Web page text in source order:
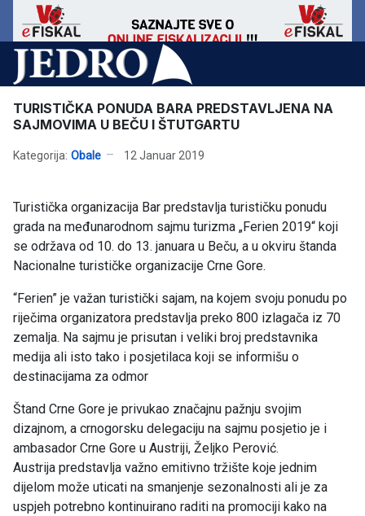
TURISTIČKA PONUDA BARA PREDSTAVLJENA NA
SAJMOVIMA U BEČU I ŠTUTGARTU
Kategorija: Obale 12 Januar 2019
Turistička organizacija Bar predstavlja turističku ponudu
grada na međunarodnom sajmu turizma „Ferien 2019“ koji
se održava od 10. do 13. januara u Beču, a u okviru štanda
Nacionalne turističke organizacije Crne Gore.
“Ferien” je važan turistički sajam, na kojem svoju ponudu po
riječima organizatora predstavlja preko 800 izlagača iz 70
zemalja. Na sajmu je prisutan i veliki broj predstavnika
medija ali isto tako i posjetilaca koji se informišu o
destinacijama za odmor
Štand Crne Gore je privukao značajnu pažnju svojim
dizajnom, a crnogorsku delegaciju na sajmu posjetio je i
ambasador Crne Gore u Austriji, Željko Perović.
Austrija predstavlja važno emitivno tržište koje jednim
dijelom može uticati na smanjenje sezonalnosti ali je za
uspjeh potrebno kontinuirano raditi na promociji kako na